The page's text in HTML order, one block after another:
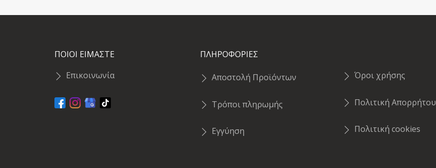
ΠΟΙΟΙ ΕΙΜΑΣΤΕ
Επικοινωνία
ΠΛΗΡΟΦΟΡΙΕΣ
Αποστολή Προϊόντων
Τρόποι πληρωμής
Εγγύηση
Όροι χρήσης
Πολιτική Απορρήτου
Πολιτική cookies